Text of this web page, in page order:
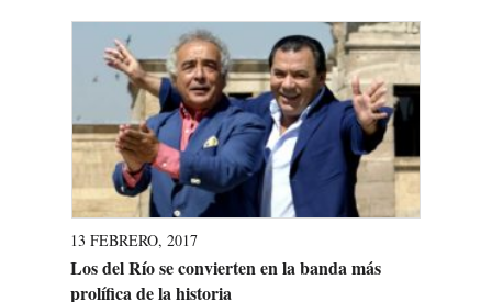
13 FEBRERO, 2017
Los del Río se convierten en la banda más
prolífica de la historia